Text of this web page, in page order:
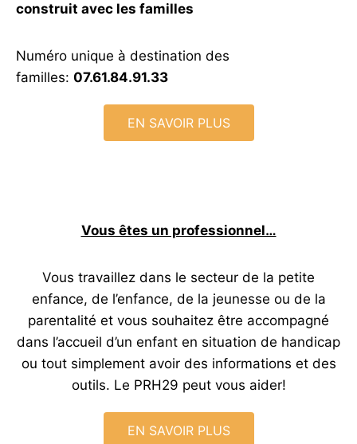
construit avec les familles
Numéro unique à destination des
familles: 07.61.84.91.33
EN SAVOIR PLUS
Vous êtes un professionnel…
Vous travaillez dans le secteur de la petite
enfance, de l’enfance, de la jeunesse ou de la
parentalité et vous souhaitez être accompagné
dans l’accueil d’un enfant en situation de handicap
ou tout simplement avoir des informations et des
outils. Le PRH29 peut vous aider!
EN SAVOIR PLUS